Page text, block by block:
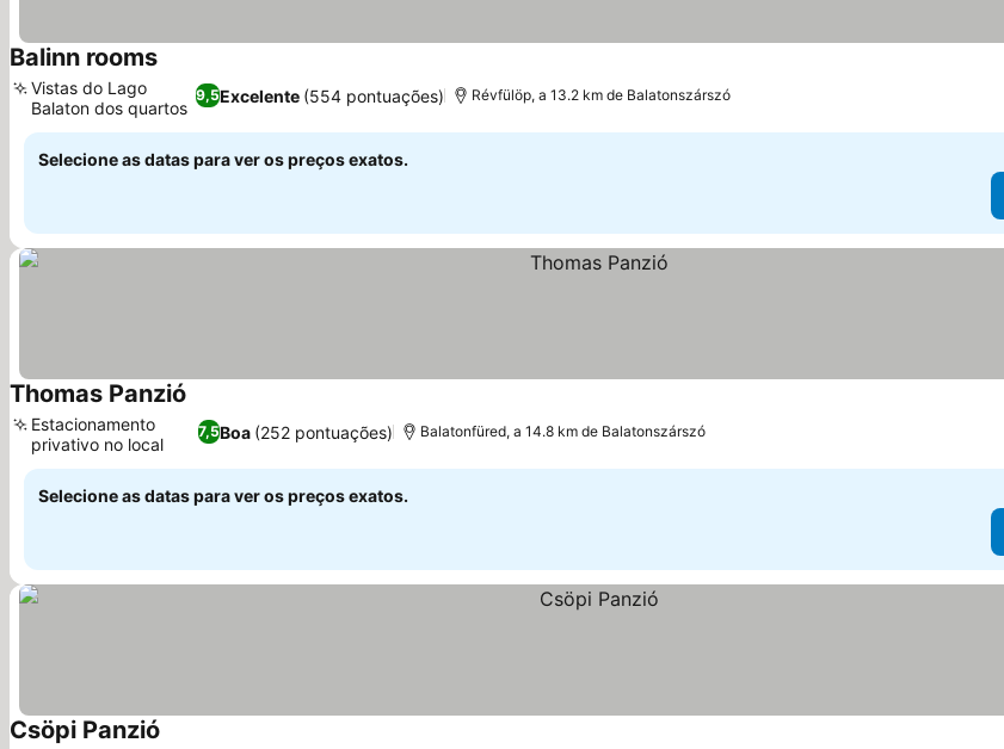
Balinn roomsVer preços
9,5Excelente (554 pontuações)
Vistas do Lago
Balaton dos quartos
Révfülöp, a 13.2 km de Balatonszárszó
Selecione as datas para ver os preços exatos.
Thomas Panzió
7,5Boa (252 pontuações)
Estacionamento
privativo no local
Balatonfüred, a 14.8 km de Balatonszárszó
Selecione as datas para ver os preços exatos.
Csöpi Panzió